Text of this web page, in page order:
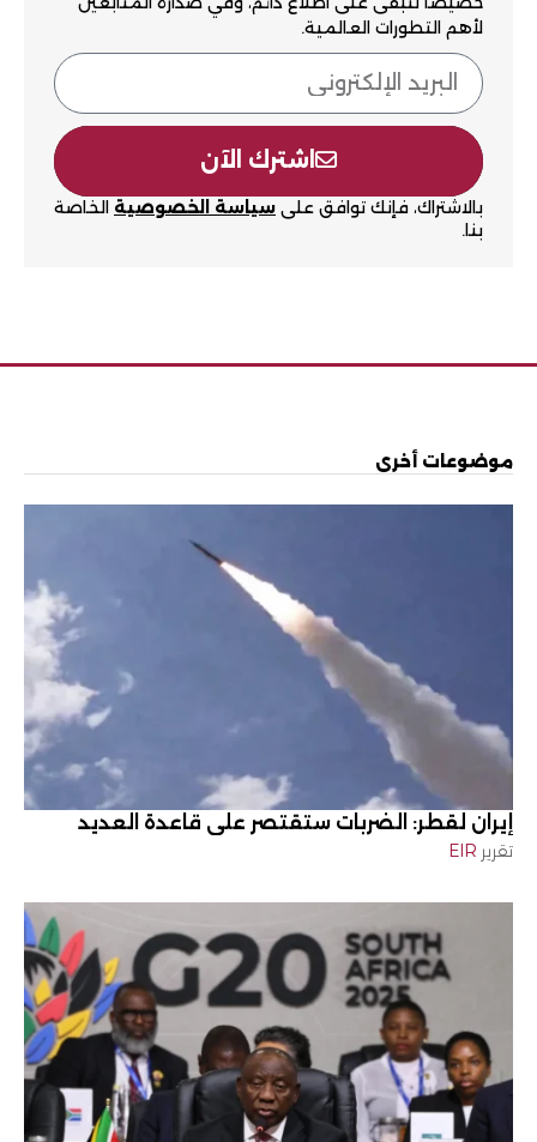
لأهم التطورات العالمية.
اشترك الآن
بالاشتراك، فإنك توافق على سياسة الخصوصية الخاصة
بنا.
موضوعات أخرى
إيران لقطر: الضربات ستقتصر على قاعدة العديد
تقرير EIR